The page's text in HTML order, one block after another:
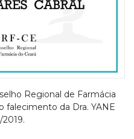
Regional de Farmácia
falecimento da Dra. YANE